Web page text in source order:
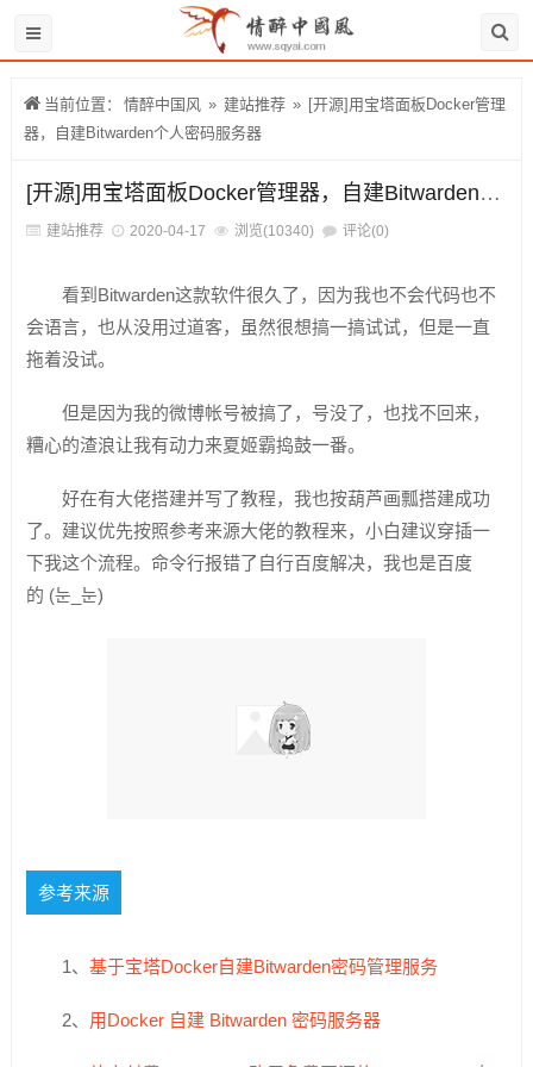
当前位置： 情醉中国风 » 建站推荐 » [开源]用宝塔面板Docker管理
器，自建Bitwarden个人密码服务器
[开源]用宝塔面板Docker管理器，自建Bitwarden个人密码服务器
建站推荐 2020-04-17 浏览(10340) 评论(0)
看到Bitwarden这款软件很久了，因为我也不会代码也不
会语言，也从没用过道客，虽然很想搞一搞试试，但是一直
拖着没试。
但是因为我的微博帐号被搞了，号没了，也找不回来，
糟心的渣浪让我有动力来夏姬霸捣鼓一番。
好在有大佬搭建并写了教程，我也按葫芦画瓢搭建成功
了。建议优先按照参考来源大佬的教程来，小白建议穿插一
下我这个流程。命令行报错了自行百度解决，我也是百度
的 (눈_눈)
参考来源
1、 基于宝塔Docker自建Bitwarden密码管理服务
2、 用Docker 自建 Bitwarden 密码服务器